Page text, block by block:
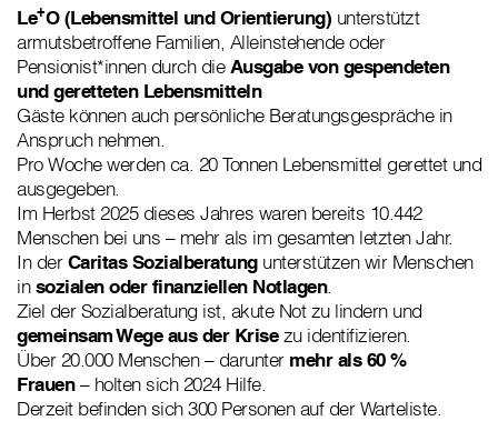
Le+O (Lebensmittel und Orientierung) unterstützt
armutsbetroffene Familien, Alleinstehende oder
Pensionist*innen durch dieAusgabe von gespendeten
und geretteten Lebensmitteln
Gäste können auch persönliche Beratungsgespräche in
Anspruch nehmen.
Pro Woche werden ca. 20 Tonnen Lebensmittel gerettet und
ausgegeben.
Im Herbst 2025 dieses Jahres waren bereits 10.442
Menschen bei uns – mehr als im gesamten letzten Jahr.
In derCaritas Sozialberatungunterstützen wir Menschen
insozialen oder finanziellen Notlagen.
Ziel der Sozialberatung ist, akute Not zu lindern und
gemeinsam Wege aus der Krise zu identifizieren.
Über 20.000 Menschen – darunter mehr als 60 %
Frauen– holten sich 2024 Hilfe.
Derzeit befinden sich 300 Personen auf der Warteliste.